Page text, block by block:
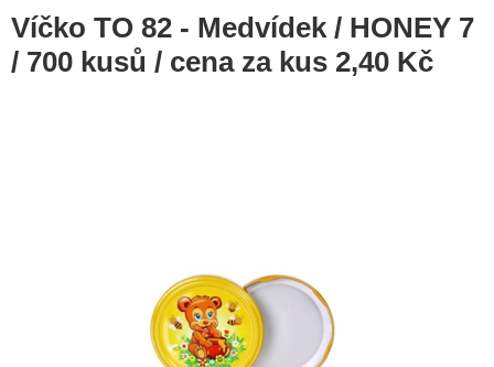
Víčko TO 82 - Medvídek / HONEY 7
/ 700 kusů / cena za kus 2,40 Kč